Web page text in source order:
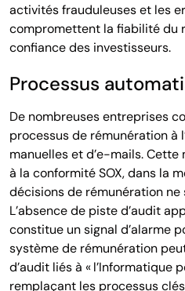
activités frauduleuses et les
compromettent la fiabilité du
confiance des investisseurs.
Processus
De nombreuses entreprises
processus de rémunération à
manuelles et d’e-mails.
à la conformité SOX, dans la
décisions de rémunération
L’absence de piste d’audit
constitue un signal d’alarme
système de rémunération
d’audit liés à « l’Informatique
remplaçant les processus